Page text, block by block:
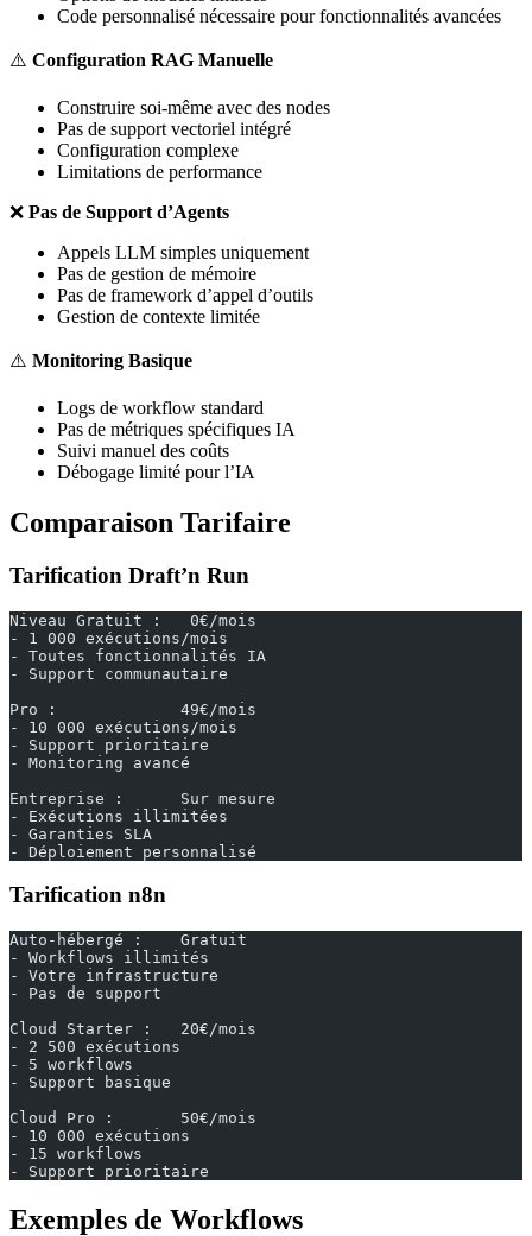
Code personnalisé nécessaire pour fonctionnalités avancées
⚠️ Configuration RAG Manuelle
Construire soi-même avec des nodes
Pas de support vectoriel intégré
Configuration complexe
Limitations de performance
❌ Pas de Support d’Agents
Appels LLM simples uniquement
Pas de gestion de mémoire
Pas de framework d’appel d’outils
Gestion de contexte limitée
⚠️ Monitoring Basique
Logs de workflow standard
Pas de métriques spécifiques IA
Suivi manuel des coûts
Débogage limité pour l’IA
Comparaison Tarifaire
Tarification Draft’n Run
Niveau Gratuit :   0€/mois
- 1 000 exécutions/mois
- Toutes fonctionnalités IA
- Support communautaire
Pro :             49€/mois
- 10 000 exécutions/mois
- Support prioritaire
- Monitoring avancé
Entreprise :      Sur mesure
- Exécutions illimitées
- Garanties SLA
- Déploiement personnalisé
Tarification n8n
Auto-hébergé :    Gratuit
- Workflows illimités
- Votre infrastructure
- Pas de support
Cloud Starter :   20€/mois
- 2 500 exécutions
- 5 workflows
- Support basique
Cloud Pro :       50€/mois
- 10 000 exécutions
- 15 workflows
- Support prioritaire
Exemples de Workflows